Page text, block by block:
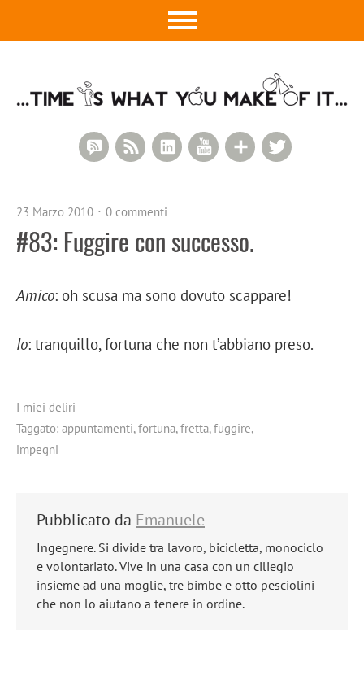
Google+
YouTube
LinkedIn
RSS Feed
RSS Comments
23 Marzo 2010 0 commenti
#83: Fuggire con successo.
Amico: oh scusa ma sono dovuto scappare!
Io: tranquillo, fortuna che non t’abbiano preso.
I miei deliri
Taggato: appuntamenti,fortuna,fretta,fuggire,
impegni
Pubblicato da Emanuele
Ingegnere. Si divide tra lavoro, bicicletta, monociclo
e volontariato. Vive in una casa con un ciliegio
insieme ad una moglie, tre bimbe e otto pesciolini
che non lo aiutano a tenere in ordine.